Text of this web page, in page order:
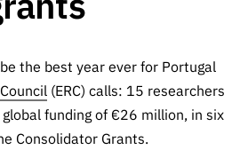
turas
Outros
Apoios
turas
Prémios
Outros
a dados
para fins
Subscrever
Newsletter
Subscrever
Direct Mail
e Planeamento
A FCT em
Números
Acreditaç
ão,
the best year ever for Portugal
(ERC) calls: 15 researchers
funding of €26 million, in six
Consolidator Grants.